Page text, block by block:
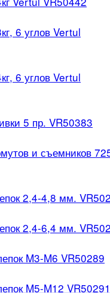
6 углов Vertul
6 углов Vertul
5 пр. VR50383
и съемников
2,4-4,8 мм.
2,4-6,4 мм.
M3-M6 VR50289
M5-M12 VR50291